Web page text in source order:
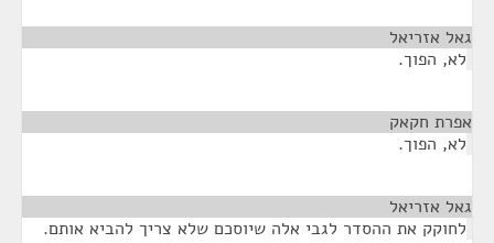
גאל אזריאל
לא, הפוך.
אפרת חקאק
לא, הפוך.
גאל אזריאל
לחוקק את ההסדר לגבי אלה שיוסכם שלא צריך להביא אותם.